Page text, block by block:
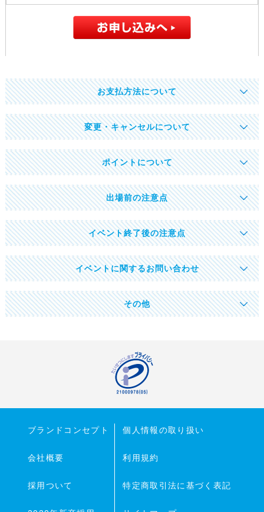
お支払方法について
変更・キャンセルについて
ポイントについて
出場前の注意点
イベント終了後の注意点
イベントに関するお問い合わせ
その他
ブランドコンセプト
会社概要
採用ついて
個人情報の取り扱い
利用規約
特定商取引法に基づく表記